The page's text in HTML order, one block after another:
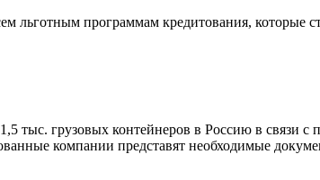
программам кредитования, которые
тыс. грузовых контейнеров в Россию в связи
компании представят необходимые